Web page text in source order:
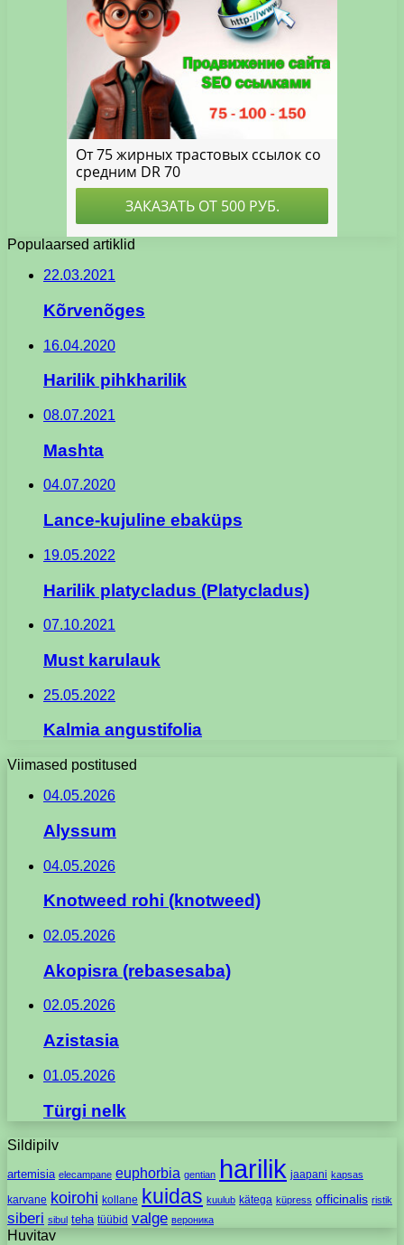
Populaarsed artiklid
22.03.2021
Kõrvenõges
16.04.2020
Harilik pihkharilik
08.07.2021
Mashta
04.07.2020
Lance-kujuline ebaküps
19.05.2022
Harilik platycladus (Platycladus)
07.10.2021
Must karulauk
25.05.2022
Kalmia angustifolia
Viimased postitused
04.05.2026
Alyssum
04.05.2026
Knotweed rohi (knotweed)
02.05.2026
Akopisra (rebasesaba)
02.05.2026
Azistasia
01.05.2026
Türgi nelk
Sildipilv
artemisia elecampane euphorbia gentian harilik jaapani kapsas
karvane koirohi kollane kuidas kuulub kätega küpress officinalis ristik
siberi sibul teha tüübid valge вероника
Huvitav